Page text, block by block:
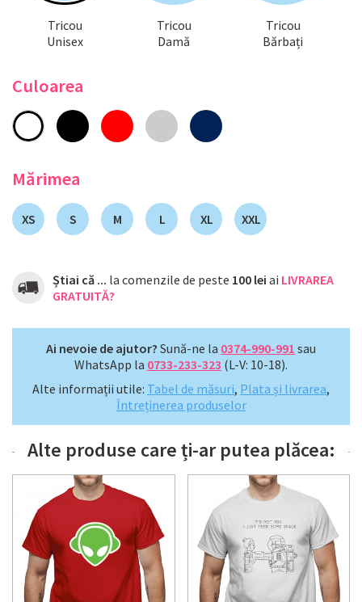
Tricou
Unisex
Tricou
Damă
Tricou
Bărbați
Culoarea
Mărimea
XS S M L XL XXL
Știai că ... la comenzile de peste 100 lei ai LIVRAREA
GRATUITĂ?
Ai nevoie de ajutor? Sună-ne la 0374-990-991 sau
WhatsApp la 0733-233-323 (L-V: 10-18).
Alte informații utile: Tabel de măsuri, Plata și livrarea,
Întreținerea produselor
Alte produse care ți-ar putea plăcea: